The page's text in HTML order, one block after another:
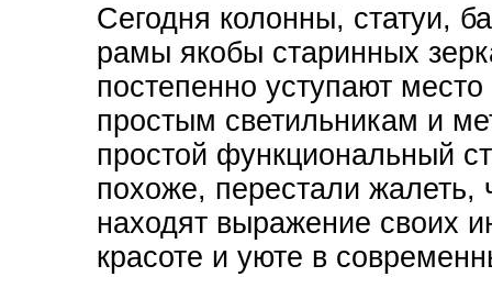
Сегодня колонны, статуи,
рамы якобы старинных
постепенно уступают
простым светильникам и
простой функциональный
похоже, перестали жалеть,
находят выражение своих
красоте и уюте в